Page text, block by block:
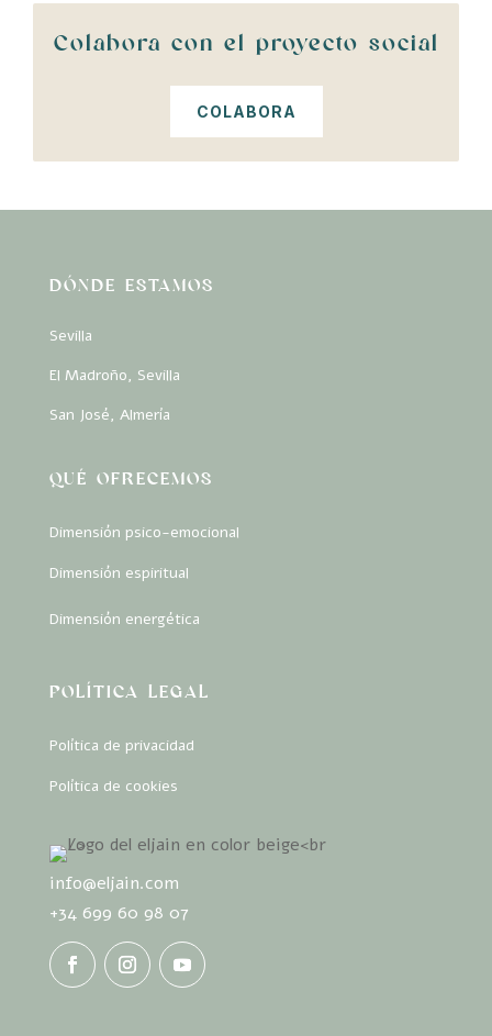
Colabora con el proyecto social
COLABORA
DÓNDE ESTAMOS
Sevilla
El Madroño, Sevilla
San José, Almería
QUÉ OFRECEMOS
Dimensión psico-emocional
Dimensión espiritual
Dimensión energética
POLÍTICA LEGAL
Política de privacidad
Política de cookies
info@eljain.com
+34 699 60 98 07